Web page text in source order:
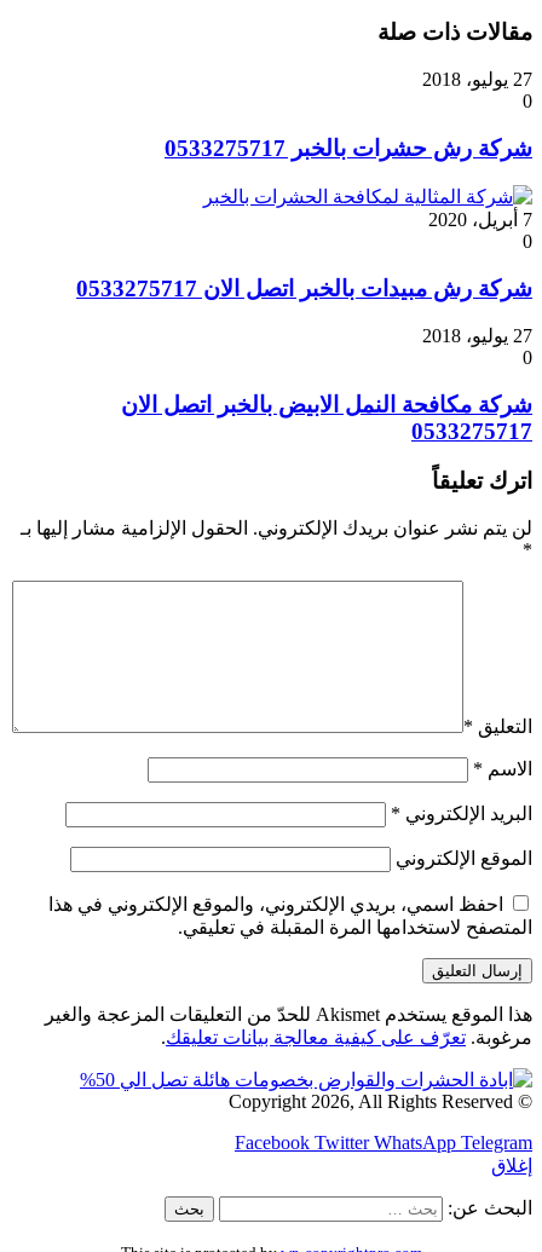
مقالات ذات صلة
27 يوليو، 2018
0
شركة رش حشرات بالخبر 0533275717
7 أبريل، 2020
0
شركة رش مبيدات بالخبر اتصل الان 0533275717
27 يوليو، 2018
0
شركة مكافحة النمل الابيض بالخبر اتصل الان
0533275717
اترك تعليقاً
لن يتم نشر عنوان بريدك الإلكتروني. الحقول الإلزامية مشار إليها بـ
*
التعليق *
الاسم *
البريد الإلكتروني *
الموقع الإلكتروني
احفظ اسمي، بريدي الإلكتروني، والموقع الإلكتروني في هذا
المتصفح لاستخدامها المرة المقبلة في تعليقي.
هذا الموقع يستخدم Akismet للحدّ من التعليقات المزعجة والغير
مرغوبة. تعرّف على كيفية معالجة بيانات تعليقك.
© Copyright 2026, All Rights Reserved
Facebook Twitter WhatsApp Telegram
إغلاق
البحث عن: